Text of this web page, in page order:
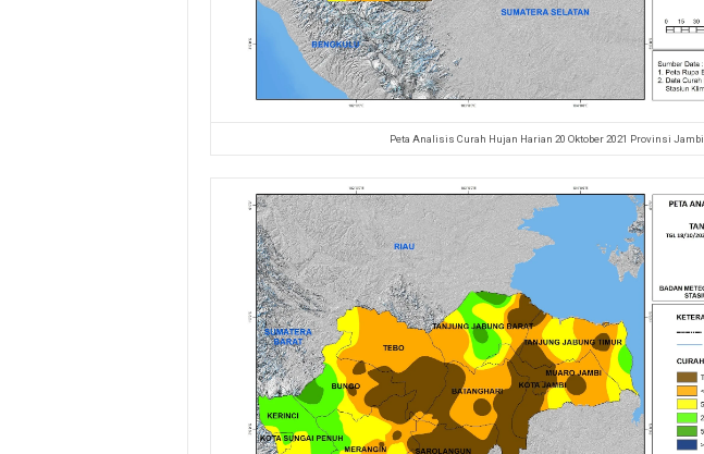
Peta Analisis Curah Hujan Harian 20 Oktober 2021 Provinsi Jambi